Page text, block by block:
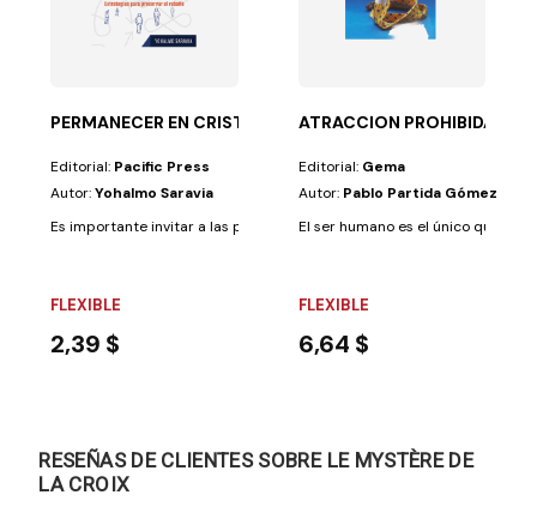
dirigido especialmente a los jóvenes, el autor...
PERMANECER EN CRISTO
Editorial: Pacific Press
Autor:Yohalmo Saravia
Es importante invitar a las personas a venir a la iglesia, pero es
FLEXIBLE
2,39 $
ATRACCION PROHIBIDA
Editorial: Gema
Autor: Pablo Partida Gómez
El ser humano es el único que es
FLEXIBLE
6,64 $
RESEÑAS DE CLIENTES SOBRE LE MYSTÈRE DE
LA CROIX